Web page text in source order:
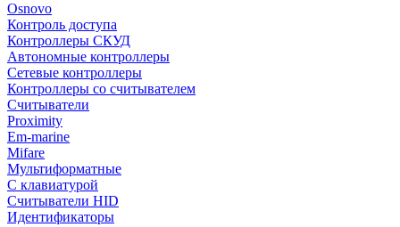
Osnovo
Контроль доступа
Контроллеры СКУД
Автономные контроллеры
Сетевые контроллеры
Контроллеры со считывателем
Считыватели
Proximity
Em-marine
Mifare
Мультиформатные
С клавиатурой
Считыватели HID
Идентификаторы